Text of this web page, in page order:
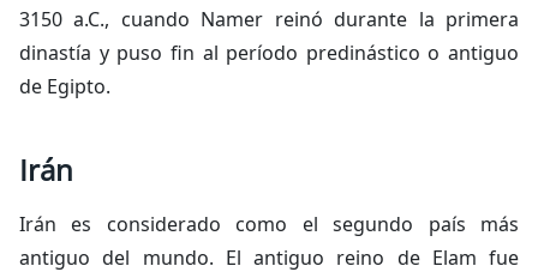
3150 a.C., cuando Namer reinó durante la primera
dinastía y puso fin al período predinástico o antiguo
de Egipto.
Irán
Irán es considerado como el segundo país más
antiguo del mundo. El antiguo reino de Elam fue